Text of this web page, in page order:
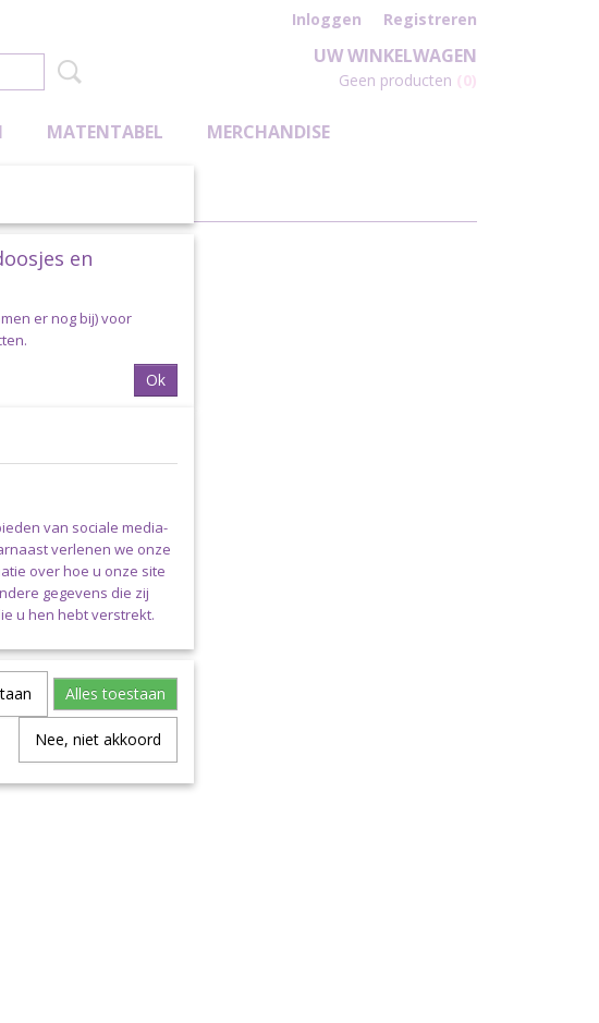
Inloggen Registreren
UW WINKELWAGEN
Geen producten (0)
MATENTABEL MERCHANDISE
en
er nog bij) voor
Ok
van sociale media-
verlenen we onze
over hoe u onze site
gegevens die zij
u hen hebt verstrekt.
Alles toestaan
Nee, niet akkoord